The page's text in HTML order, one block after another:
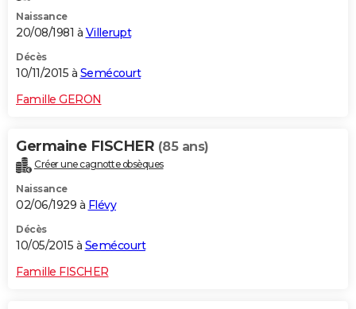
Naissance
20/08/1981 à Villerupt
Décès
10/11/2015 à Semécourt
Famille GERON
Germaine FISCHER (85 ans)
Créer une cagnotte obsèques
Naissance
02/06/1929 à Flévy
Décès
10/05/2015 à Semécourt
Famille FISCHER